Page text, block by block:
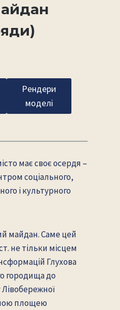
Рендери
моделі
має своє осердя –
соціального,
і культурного
майдан. Саме цей
не тільки місцем
Глухова
городища до
площею